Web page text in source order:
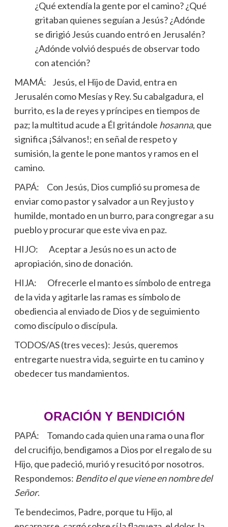
¿Qué extendía la gente por el camino? ¿Qué
gritaban quienes seguían a Jesús? ¿Adónde
se dirigió Jesús cuando entró en Jerusalén?
¿Adónde volvió después de observar todo
con atención?
MAMÁ: Jesús, el Hijo de David, entra en
Jerusalén como Mesías y Rey. Su cabalgadura, el
burrito, es la de reyes y príncipes en tiempos de
paz; la multitud acude a Él gritándole hosanna, que
significa ¡Sálvanos!; en señal de respeto y
sumisión, la gente le pone mantos y ramos en el
camino.
PAPÁ: Con Jesús, Dios cumplió su promesa de
enviar como pastor y salvador a un Rey justo y
humilde, montado en un burro, para congregar a su
pueblo y procurar que este viva en paz.
HIJO: Aceptar a Jesús no es un acto de
apropiación, sino de donación.
HIJA: Ofrecerle el manto es símbolo de entrega
de la vida y agitarle las ramas es símbolo de
obediencia al enviado de Dios y de seguimiento
como discípulo o discípula.
TODOS/AS (tres veces): Jesús, queremos
entregarte nuestra vida, seguirte en tu camino y
obedecer tus mandamientos.
ORACIÓN Y BENDICIÓN
PAPÁ: Tomando cada quien una rama o una flor
del crucifijo, bendigamos a Dios por el regalo de su
Hijo, que padeció, murió y resucitó por nosotros.
Respondemos: Bendito el que viene en nombre del
Señor.
Te bendecimos, Padre, porque tu Hijo, al